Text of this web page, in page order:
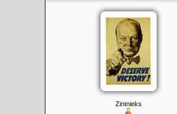
Zintnieks